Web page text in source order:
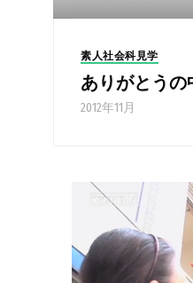
素人社会科見学
ありがとう
2012年11月